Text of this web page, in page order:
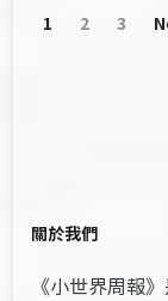
Posts
Page
1 Page
2 Page
3
關於我們
《小世界周報